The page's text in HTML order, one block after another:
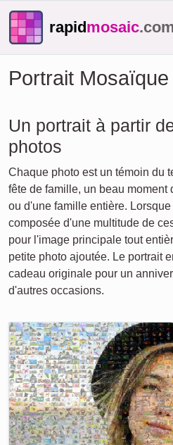
rapidmosaic
Portrait Mosaïque
Un portrait à partir
photos
Chaque photo est un témoin du
fête de famille, un beau
ou d'une famille entière.
composée d'une multitude de
pour l'image principale tout
petite photo ajoutée. Le portrait
cadeau originale pour un
d'autres occasions.